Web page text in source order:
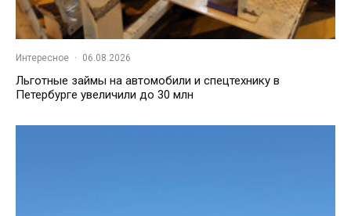
Интересное · 06.08.2026
Льготные займы на автомобили и спецтехнику в
Петербурге увеличили до 30 млн